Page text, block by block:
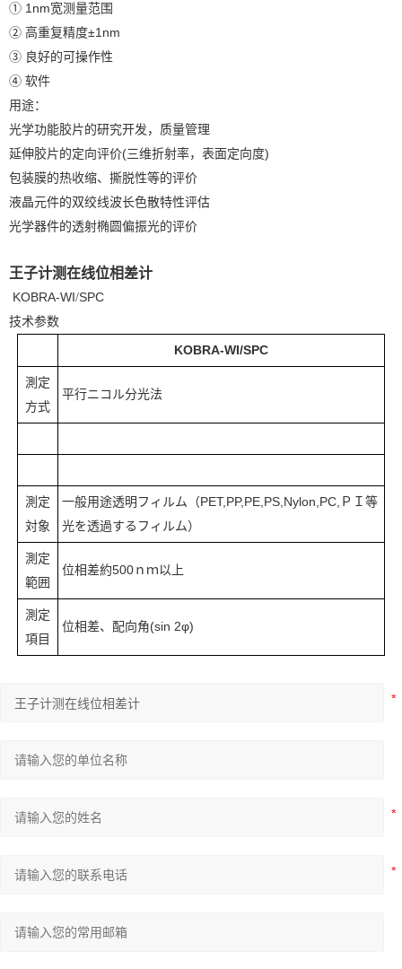
① 1nm宽测量范围
② 高重复精度±1nm
③ 良好的可操作性
④ 软件
用途：
光学功能胶片的研究开发，质量管理
延伸胶片的定向评价(三维折射率，表面定向度)
包装膜的热收缩、撕脱性等的评价
液晶元件的双绞线波长色散特性评估
光学器件的透射椭圆偏振光的评价
王子计测在线位相差计
KOBRA-WI/SPC
技术参数
KOBRA-WI/SPC
測定
方式
平行ニコル分光法
測定
対象
一般用途透明フィルム（PET,PP,PE,PS,Nylon,PC,ＰＩ等
光を透過するフィルム）
測定
範囲
位相差約500ｎｍ以上
測定
項目
位相差、配向角(sin 2φ)